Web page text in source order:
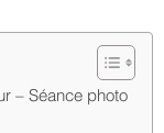
– Séance photo